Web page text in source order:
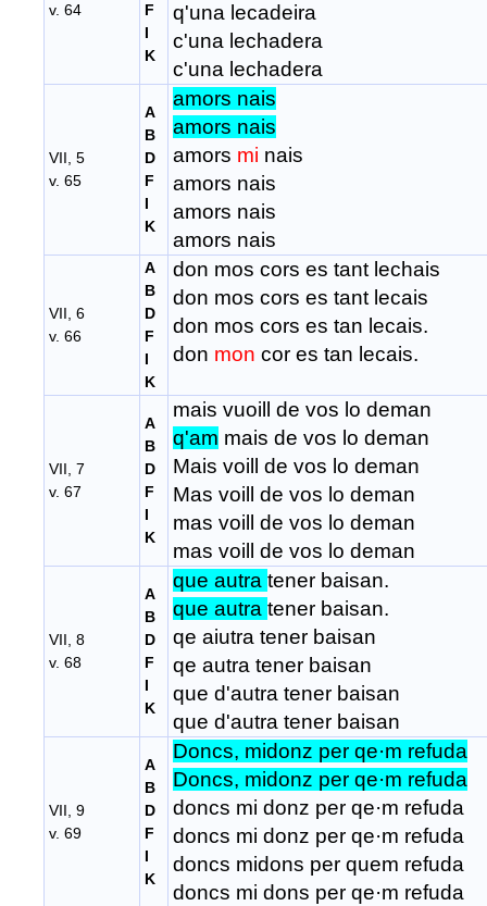
v. 64
F
I
K
q'una lecadeira
c'una lechadera
c'una lechadera
VII, 5
v. 65
A
B
D
F
I
K
amors nais
amors nais
amors mi nais
amors nais
amors nais
amors nais
VII, 6
v. 66
A
B
D
F
I
K
don mos cors es tant lechais
don mos cors es tant lecais
don mos cors es tan lecais.
don mon cor es tan lecais.
VII, 7
v. 67
A
B
D
F
I
K
mais vuoill de vos lo deman
q'am mais de vos lo deman
Mais voill de vos lo deman
Mas voill de vos lo deman
mas voill de vos lo deman
mas voill de vos lo deman
VII, 8
v. 68
A
B
D
F
I
K
que autra tener baisan.
que autra tener baisan.
qe aiutra tener baisan
qe autra tener baisan
que d'autra tener baisan
que d'autra tener baisan
VII, 9
v. 69
A
B
D
F
I
K
Doncs, midonz per qe·m refuda
Doncs, midonz per qe·m refuda
doncs mi donz per qe·m refuda
doncs mi donz per qe·m refuda
doncs midons per quem refuda
doncs mi dons per qe·m refuda